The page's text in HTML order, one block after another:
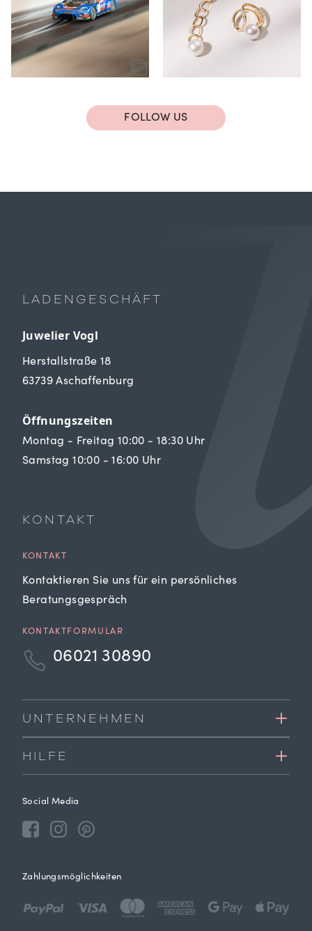
FOLLOW US
LADENGESCHÄFT
Juwelier Vogl
Herstallstraße 18
63739 Aschaffenburg
Öffnungszeiten
Montag - Freitag 10:00 - 18:30 Uhr
Samstag 10:00 - 16:00 Uhr
KONTAKT
KONTAKT
Kontaktieren Sie uns für ein persönliches
Beratungsgespräch
KONTAKTFORMULAR
06021 30890
UNTERNEHMEN
HILFE
Social Media
Zahlungsmöglichkeiten